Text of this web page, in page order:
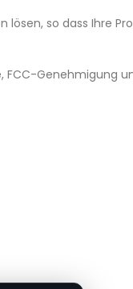
so dass Ihre
FCC-Genehmigung